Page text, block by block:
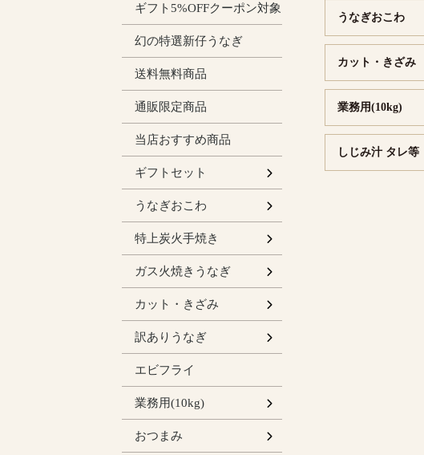
うなぎおこわ
カット・きざみ
業務用(10kg)
しじみ汁 タレ等
ギフト5%OFFクーポン対象
幻の特選新仔うなぎ
送料無料商品
通販限定商品
当店おすすめ商品
ギフトセット 人気の定番ギフト
炭火手焼きのギフト
ガス火焼長焼のギフト
うなぎおこわのギフト
カット・きざみのギフ
しじみ汁の付いたギフ
うなぎおこわ
特上炭火手焼き
ガス火焼きうなぎ
カット・きざみ
訳ありうなぎ
エビフライ
業務用(10kg)
おつまみ